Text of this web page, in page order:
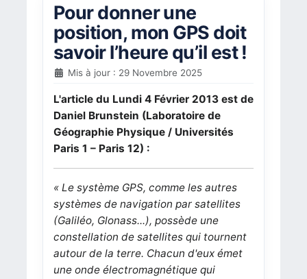
Pour donner une
position, mon GPS doit
savoir l’heure qu’il est !
Mis à jour : 29 Novembre 2025
L'article du Lundi 4 Février 2013 est de
Daniel Brunstein (Laboratoire de
Géographie Physique / Universités
Paris 1 – Paris 12) :
« Le système GPS, comme les autres
systèmes de navigation par satellites
(Galiléo, Glonass...), possède une
constellation de satellites qui tournent
autour de la terre. Chacun d'eux émet
une onde électromagnétique qui